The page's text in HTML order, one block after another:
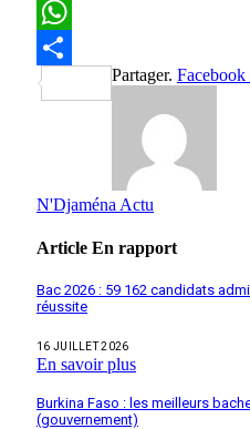
Facebook
WhatsApp
Partager
Partager. Facebook
N'Djaména Actu
Article En rapport
Bac 2026 : 59 162 candidats
réussite
16 JUILLET 2026
En savoir plus
Burkina Faso : les meilleurs
(gouvernement)